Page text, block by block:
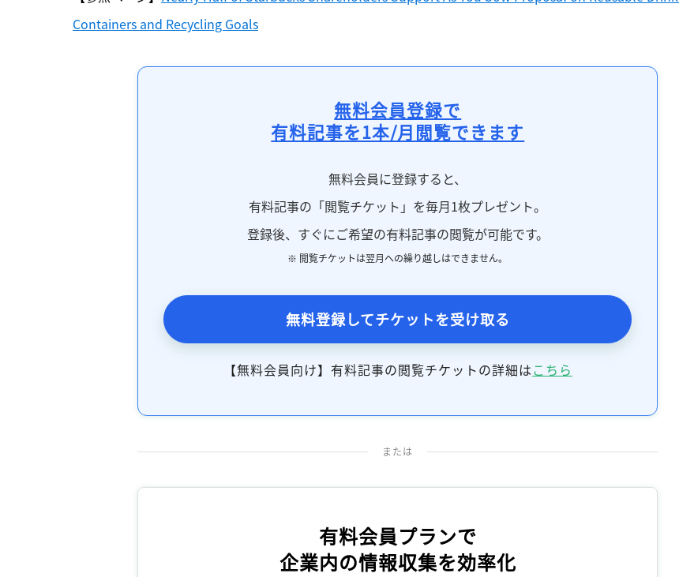
Containers and Recycling Goals
無料会員登録で
有料記事を1本/月閲覧できます
無料会員に登録すると、
有料記事の「閲覧チケット」を毎月1枚プレゼント。
登録後、すぐにご希望の有料記事の閲覧が可能です。
※ 閲覧チケットは翌月への繰り越しはできません。
無料登録してチケットを受け取る
【無料会員向け】有料記事の閲覧チケットの詳細はこちら
または
有料会員プランで
企業内の情報収集を効率化
ログインが必要です
ログイン